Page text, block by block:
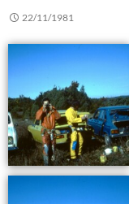
22/11/1981